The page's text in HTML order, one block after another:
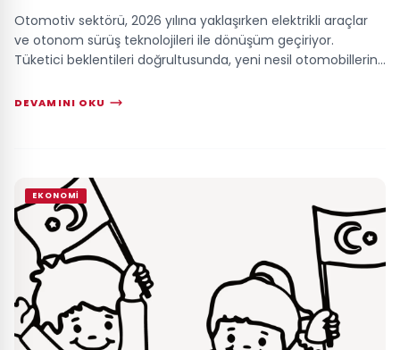
Otomotiv sektörü, 2026 yılına yaklaşırken elektrikli araçlar
ve otonom sürüş teknolojileri ile dönüşüm geçiriyor.
Tüketici beklentileri doğrultusunda, yeni nesil otomobillerin
DEVAMINI OKU
EKONOMI